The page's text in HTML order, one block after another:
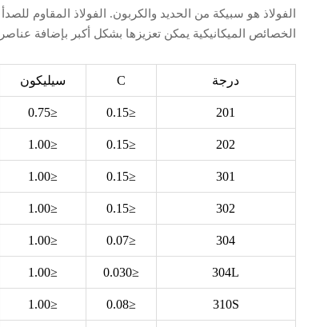
الفولاذ هو سبيكة من الحديد والكربون. الفولاذ المقاوم للصدأ هو فولاذ يحتوي على الأقل على 10.5% كروم، وأقل من 1.2%
الخصائص الميكانيكية يمكن تعزيزها بشكل أكبر بإضافة عناصر
درجة C سيليكون
201
≤0.15
≤0.75
202
≤0.15
≤1.00
301
≤0.15
≤1.00
302
≤0.15
≤1.00
304
≤0.07
≤1.00
304L
≤0.030
≤1.00
310S
≤0.08
≤1.00